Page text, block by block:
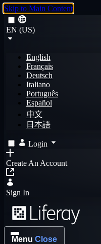
Skip to Main Content
EN (US)
English
Français
Deutsch
Italiano
Português
Español
中文
日本語
Login
Create An Account
Sign In
Menu Close